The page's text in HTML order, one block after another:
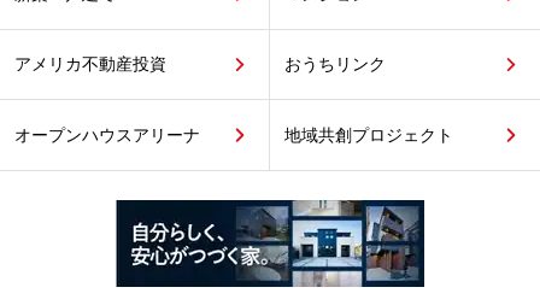
アメリカ不動産投資 おうちリンク
オープンハウスアリーナ 地域共創プロジェクト